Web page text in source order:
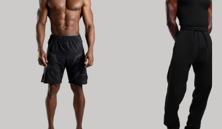
ООО "БАРРАКУДА"
ИНН: 3702198396
ОГРН 1183702008489
политика
конфиденциальности
Помощь покупателю
БАРРАКУДА